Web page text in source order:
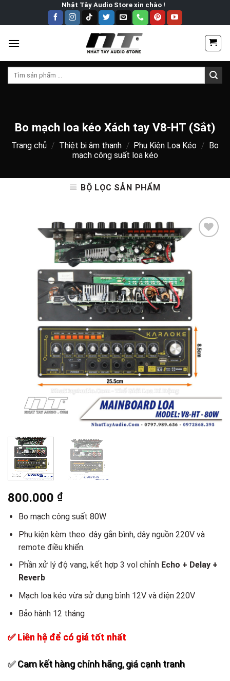
Nhật Tây Audio Store xin chào !
Tìm
Bo mạch loa kéo Xách tay V8-HT (Sắt)
Trang chủ / Thiệt bị âm thanh / Phụ Kiện Loa Kéo /
Bo
mạch công suất loa kéo
BỘ LỌC SẢN PHẨM
wishlist
800.000 ₫
Bo mạch công suất 80W
Phụ kiện kèm theo: dây gắn bình, dây nguồn 220V và
remote điều khiển.
Phần xử lý độ vang, kết hợp 3 vol chỉnh Echo + Delay +
Reverb
Mạch loa kéo vừa sử dụng bình 12V và điện 220V
Bảo hành 12 tháng
✅ Liên hệ để có giá tốt nhất
✅ Cam kết hàng chính hãng, giá cạnh tranh